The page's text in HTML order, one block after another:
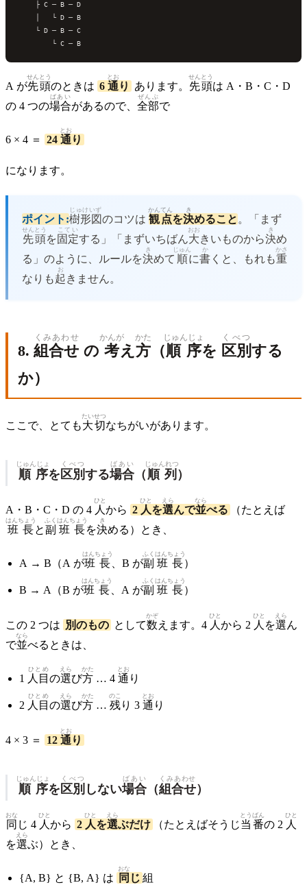
    ├ C ─ B ─ D
    │   └ D ─ B
    └ D ─ B ─ C
A が先頭
せんとう
のときは 6 通
とお
り あります。 先頭
せんとう
は A・B・C・D
の 4 つの場合
ばあい
があるので、 全部
ぜんぶ
で
6 × 4 ＝ 24 通
とお
り
になります。
ポイント:樹形図
じゅけいず
のコツは 観点
かんてん
を決
き
めること 。「まず
先頭
せんとう
を固定
こてい
する」「まずいちばん大
おお
きいものから決
き
め
る」のように、ルールを決
き
めて 順
じゅん
に書
か
くと、もれも重
かさ
なりも起
お
きません。
8. 組合せ
くみあわせ
の 考
かんが
え 方
かた
（順序
じゅんじょ
を 区別
くべつ
する
か）
ここで、とても大切
たいせつ
なちがいがあります。
順序
じゅんじょ
を 区別
くべつ
する場合
ばあい
（ 順列
じゅんれつ
）
A・B・C・D の 4 人
ひと
から 2 人
ひと
を選
えら
んで並
なら
べる
（たとえば
班長
はんちょう
と副
ふく
班長
はんちょう
を決
き
める）とき、
A → B（A が班長
はんちょう
、B が副
ふく
班長
はんちょう
）
B → A（B が班長
はんちょう
、A が副
ふく
班長
はんちょう
）
この 2 つは 別のもの として数
かぞ
えます。4 人
ひと
から 2 人
ひと
を選
えら
ん
で並
なら
べるときは、
1 人目
ひとめ
の選
えら
び方
かた
… 4 通
とお
り
2 人目
ひとめ
の選
えら
び方
かた
… 残
のこ
り 3 通
とお
り
4 × 3 ＝ 12 通
とお
り
順序
じゅんじょ
を 区別
くべつ
しない場合
ばあい
（組合せ
くみあわせ
）
同
おな
じ 4 人
ひと
から 2 人
ひと
を選
えら
ぶだけ （たとえばそうじ当番
とうばん
の 2 人
ひと
を選
えら
ぶ）とき、
{A, B} と {B, A} は 同
おな
じ 組